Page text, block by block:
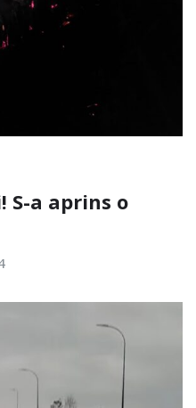
S-a aprins o